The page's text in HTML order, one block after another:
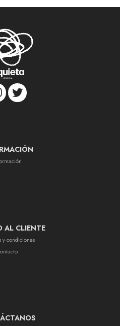
AL CLIENTE
y condiciones